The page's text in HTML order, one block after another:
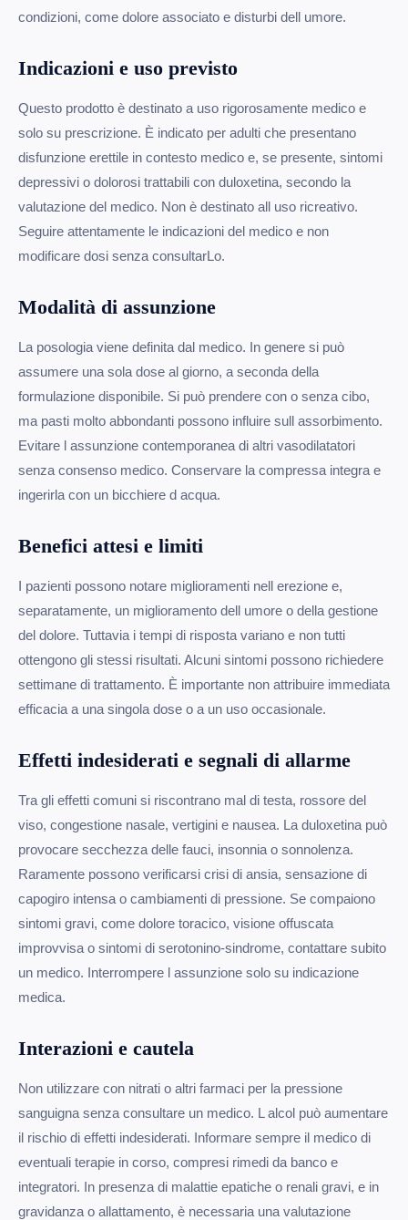
condizioni, come dolore associato e disturbi dell umore.
Indicazioni e uso previsto
Questo prodotto è destinato a uso rigorosamente medico e
solo su prescrizione. È indicato per adulti che presentano
disfunzione erettile in contesto medico e, se presente, sintomi
depressivi o dolorosi trattabili con duloxetina, secondo la
valutazione del medico. Non è destinato all uso ricreativo.
Seguire attentamente le indicazioni del medico e non
modificare dosi senza consultarLo.
Modalità di assunzione
La posologia viene definita dal medico. In genere si può
assumere una sola dose al giorno, a seconda della
formulazione disponibile. Si può prendere con o senza cibo,
ma pasti molto abbondanti possono influire sull assorbimento.
Evitare l assunzione contemporanea di altri vasodilatatori
senza consenso medico. Conservare la compressa integra e
ingerirla con un bicchiere d acqua.
Benefici attesi e limiti
I pazienti possono notare miglioramenti nell erezione e,
separatamente, un miglioramento dell umore o della gestione
del dolore. Tuttavia i tempi di risposta variano e non tutti
ottengono gli stessi risultati. Alcuni sintomi possono richiedere
settimane di trattamento. È importante non attribuire immediata
efficacia a una singola dose o a un uso occasionale.
Effetti indesiderati e segnali di allarme
Tra gli effetti comuni si riscontrano mal di testa, rossore del
viso, congestione nasale, vertigini e nausea. La duloxetina può
provocare secchezza delle fauci, insonnia o sonnolenza.
Raramente possono verificarsi crisi di ansia, sensazione di
capogiro intensa o cambiamenti di pressione. Se compaiono
sintomi gravi, come dolore toracico, visione offuscata
improvvisa o sintomi di serotonino-sindrome, contattare subito
un medico. Interrompere l assunzione solo su indicazione
medica.
Interazioni e cautela
Non utilizzare con nitrati o altri farmaci per la pressione
sanguigna senza consultare un medico. L alcol può aumentare
il rischio di effetti indesiderati. Informare sempre il medico di
eventuali terapie in corso, compresi rimedi da banco e
integratori. In presenza di malattie epatiche o renali gravi, e in
gravidanza o allattamento, è necessaria una valutazione